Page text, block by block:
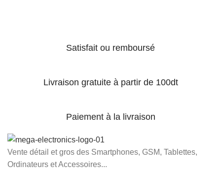
Satisfait ou remboursé
Livraison gratuite à partir de 100dt
Paiement à la livraison
Vente détail et gros des Smartphones, GSM, Tablettes,
Ordinateurs et Accessoires...